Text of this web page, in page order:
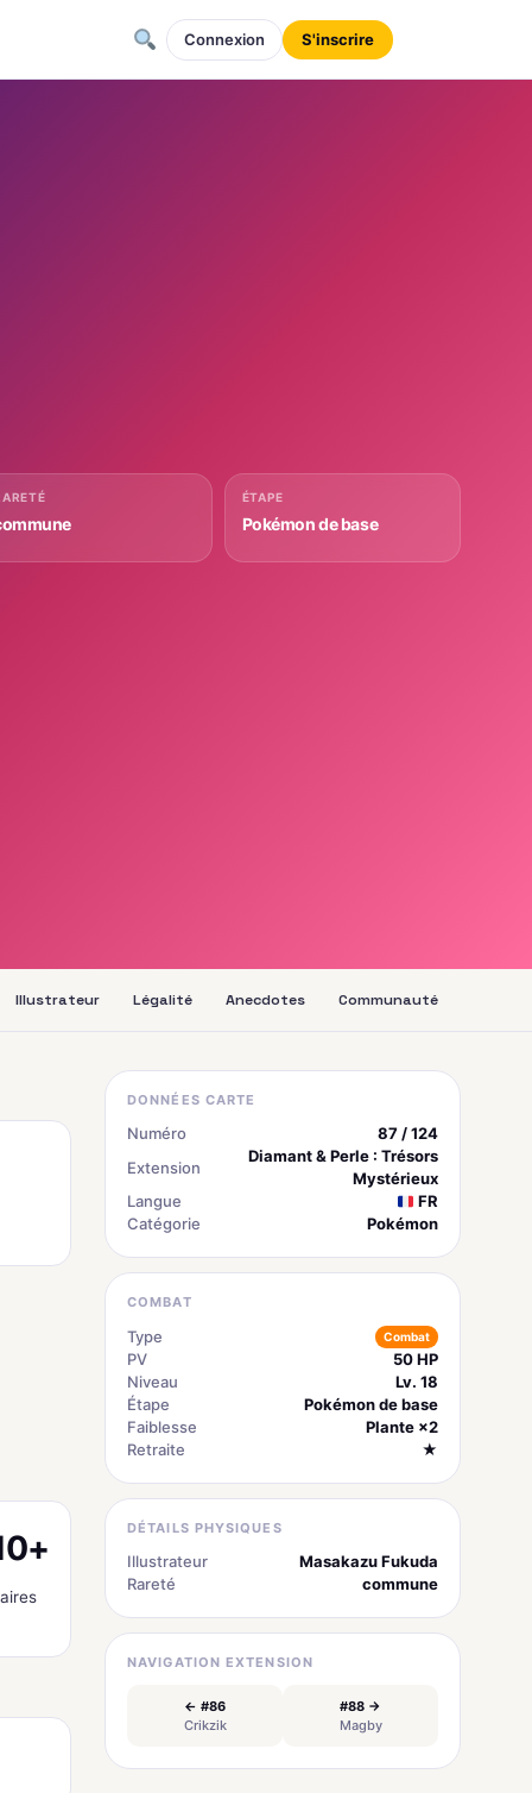
Connexion S'inscrire
ÉTAPE
Pokémon de base
Illustrateur Légalité Anecdotes Communauté
DONNÉES CARTE
Numéro
87 / 124
Extension
Diamant & Perle : Trésors
Mystérieux
Langue
FR
Catégorie
Pokémon
COMBAT
Type Combat
PV
50 HP
Niveau
Lv. 18
Étape
Pokémon de base
Faiblesse
Plante ×2
Retraite
★
DÉTAILS PHYSIQUES
Illustrateur
Masakazu Fukuda
Rareté
commune
NAVIGATION EXTENSION
← #86
Crikzik
#88 →
Magby